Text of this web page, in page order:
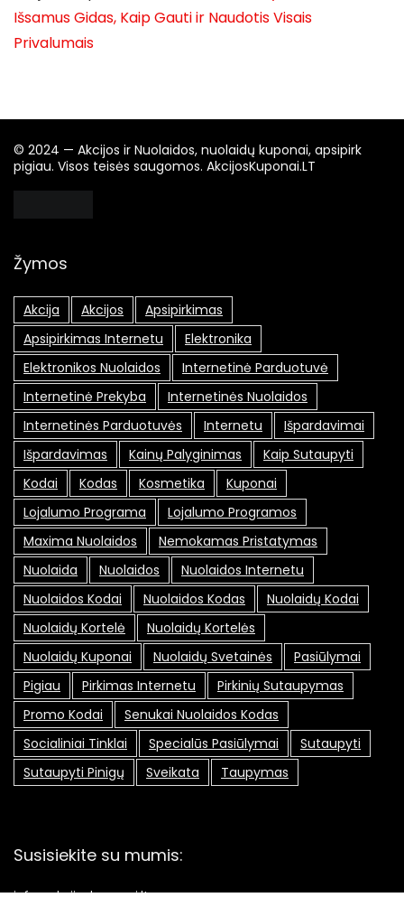
Išsamus Gidas, Kaip Gauti ir Naudotis Visais
Privalumais
© 2024 — Akcijos ir Nuolaidos, nuolaidų kuponai, apsipirk
pigiau. Visos teisės saugomos. AkcijosKuponai.LT
Žymos
Akcija Akcijos
Apsipirkimas
Apsipirkimas Internetu
Elektronika
Elektronikos Nuolaidos
Internetinė Parduotuvė
Internetinė Prekyba
Internetinės Nuolaidos
Internetinės Parduotuvės
Internetu
Išpardavimai
Išpardavimas
Kainų Palyginimas
Kaip Sutaupyti
Kodai
Kodas Kosmetika
Kuponai
Lojalumo Programa
Lojalumo Programos
Maxima Nuolaidos
Nemokamas Pristatymas
Nuolaida
Nuolaidos
Nuolaidos Internetu
Nuolaidos Kodai
Nuolaidos Kodas
Nuolaidų Kodai
Nuolaidų Kortelė
Nuolaidų Kortelės
Nuolaidų Kuponai
Nuolaidų Svetainės
Pasiūlymai
Pigiau
Pirkimas Internetu
Pirkinių Sutaupymas
Promo Kodai
Senukai Nuolaidos Kodas
Socialiniai Tinklai
Specialūs Pasiūlymai
Sutaupyti
Sutaupyti Pinigų
Sveikata Taupymas
Susisiekite su mumis:
info@akcijoskuponai.lt